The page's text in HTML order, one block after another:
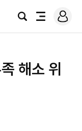
검
전
로
그
해소 위